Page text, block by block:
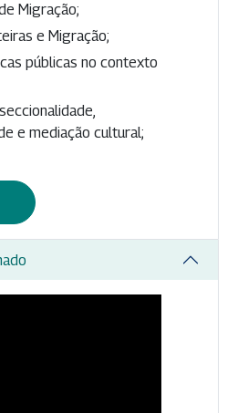
Migração;
e Migração;
públicas no contexto
e mediação cultural;